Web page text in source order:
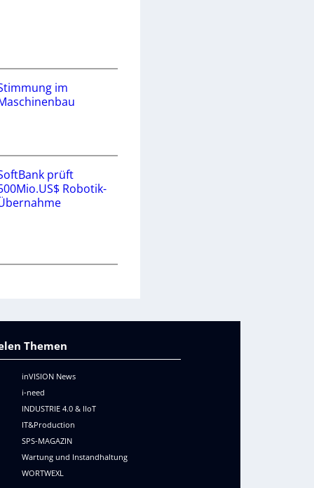
im
prüft
Robotik-
Themen
inVISION News
i-need
INDUSTRIE 4.0 & IIoT
IT&Production
SPS-MAGAZIN
Wartung und Instandhaltung
WORTWEXL